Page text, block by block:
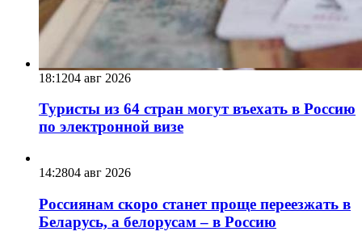
18:1204 авг 2026
Туристы из 64 стран могут въехать в Россию
по электронной визе
14:2804 авг 2026
Россиянам скоро станет проще переезжать в
Беларусь, а белорусам – в Россию